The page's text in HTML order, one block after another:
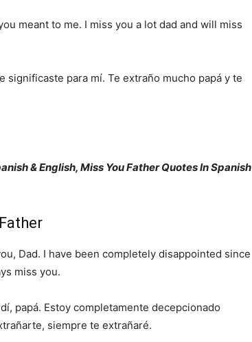
meant to me. I miss you a lot dad and will miss
para mí. Te extraño mucho papá y te
& English, Miss You Father Quotes In Spanish
Dad. I have been completely disappointed since
miss you.
papá. Estoy completamente decepcionado
siempre te extrañaré.